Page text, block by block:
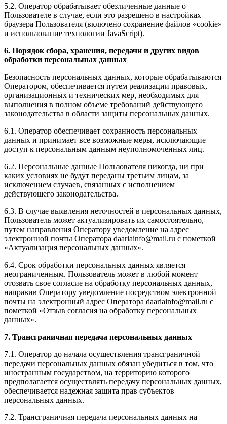
5.2. Оператор обрабатывает обезличенные данные о
Пользователе в случае, если это разрешено в настройках
браузера Пользователя (включено сохранение файлов «cookie»
и использование технологии JavaScript).
6. Порядок сбора, хранения, передачи и других видов
обработки персональных данных
Безопасность персональных данных, которые обрабатываются
Оператором, обеспечивается путем реализации правовых,
организационных и технических мер, необходимых для
выполнения в полном объеме требований действующего
законодательства в области защиты персональных данных.
6.1. Оператор обеспечивает сохранность персональных
данных и принимает все возможные меры, исключающие
доступ к персональным данным неуполномоченных лиц.
6.2. Персональные данные Пользователя никогда, ни при
каких условиях не будут переданы третьим лицам, за
исключением случаев, связанных с исполнением
действующего законодательства.
6.3. В случае выявления неточностей в персональных данных,
Пользователь может актуализировать их самостоятельно,
путем направления Оператору уведомление на адрес
электронной почты Оператора daariainfo@mail.ru с пометкой
«Актуализация персональных данных».
6.4. Срок обработки персональных данных является
неограниченным. Пользователь может в любой момент
отозвать свое согласие на обработку персональных данных,
направив Оператору уведомление посредством электронной
почты на электронный адрес Оператора daariainfo@mail.ru с
пометкой «Отзыв согласия на обработку персональных
данных».
7. Трансграничная передача персональных данных
7.1. Оператор до начала осуществления трансграничной
передачи персональных данных обязан убедиться в том, что
иностранным государством, на территорию которого
предполагается осуществлять передачу персональных данных,
обеспечивается надежная защита прав субъектов
персональных данных.
7.2. Трансграничная передача персональных данных на